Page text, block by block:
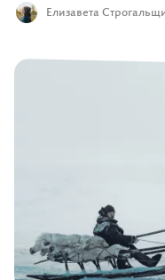
Елизавета